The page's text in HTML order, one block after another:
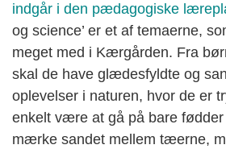
indgår i den pædagogiske
og science’ er et af temaerne,
meget med i Kærgården. Fra
skal de have glædesfyldte og
oplevelser i naturen, hvor de er
enkelt være at gå på bare
mærke sandet mellem tæerne,